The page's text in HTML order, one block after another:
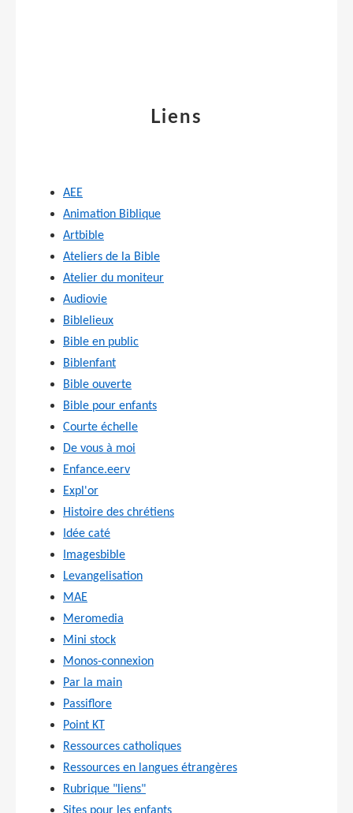
Liens
AEE
Animation Biblique
Artbible
Ateliers de la Bible
Atelier du moniteur
Audiovie
Biblelieux
Bible en public
Biblenfant
Bible ouverte
Bible pour enfants
Courte échelle
De vous à moi
Enfance.eerv
Expl'or
Histoire des chrétiens
Idée caté
Imagesbible
Levangelisation
MAE
Meromedia
Mini stock
Monos-connexion
Par la main
Passiflore
Point KT
Ressources catholiques
Ressources en langues étrangères
Rubrique "liens"
Sites pour les enfants